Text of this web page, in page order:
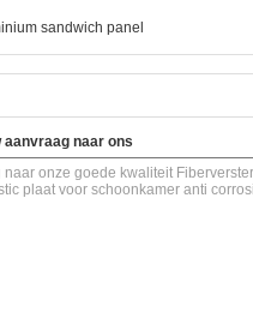
sandwich panel
aanvraag naar ons